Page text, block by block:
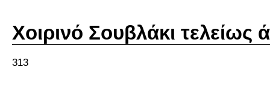
Χοιρινό Σουβλάκι τελείως
313